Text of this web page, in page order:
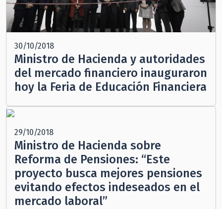
30/10/2018
Ministro de Hacienda y autoridades
del mercado financiero inauguraron
hoy la Feria de Educación Financiera
29/10/2018
Ministro de Hacienda sobre
Reforma de Pensiones: “Este
proyecto busca mejores pensiones
evitando efectos indeseados en el
mercado laboral”